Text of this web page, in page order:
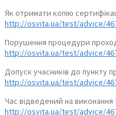
Як отримати копію
http://osvita.ua/test/advice/
Порушення процедури
http://osvita.ua/test/advice/
Допуск учасників до пункту
http://osvita.ua/test/advice/
Час відведений на виконання
http://osvita.ua/test/advice/